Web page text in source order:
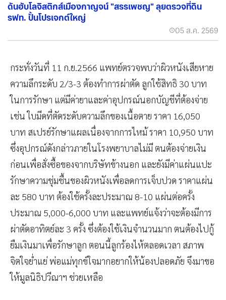
ดันฮับโลจิสติกส์เมืองกาญจน์ "สรรเพชญ" ลุยตรวจที่ดิน
รฟท. ปั้นโปรเจกต์ใหญ่
05 ส.ค. 2569
กระทั่งวันที่ 11 ก.ย.2566 แพทย์ตรวจพบว่าผิวหนังเสียหาย
ความลึกระดับ 2/3-3 ต้องทำการผ่าตัด ลูกใช้สิทธิ 30 บาท
ในการรักษา แต่มีค่ายาและค่าอุปกรณ์นอกบัญชีที่ต้องจ่าย
เช่น ใบมีดที่ตัดระดับความลึกของเนื้อตาย ราคา 16,050
บาท สเปรย์รักษาแผลเนื่องจากการไหม้ ราคา 10,950 บาท
ซึ่งอุปกรณ์ดังกล่าวภายในโรงพยาบาลไม่มี ตนต้องจ่ายเงิน
ก่อนเพื่อสั่งซื้อของจากบริษัทข้างนอก และยังมีค่าแผ่นแปะ
รักษาความชุ่มชื้นของผิวหนังเพื่อลดการเจ็บปวด ราคาแผ่น
ละ 580 บาท ต้องใช้ครั้งละประมาณ 8-10 แผ่นต่อครั้ง
ประมาณ 5,000-6,000 บาท และแพทย์แจ้งว่าจะต้องมีการ
ผ่าตัดอาทิตย์ละ 3 ครั้ง ซึ่งต้องใช้เงินจำนวนมาก ตนต้องไปกู้
ยืมเงินมาเพื่อรักษาลูก ตอนนี้ลูกร้องไห้ตลอดเวลา สภาพ
จิตใจย่ำแย่ พ่อแม่ทุกข์ใจมากอยากให้น้องปลอดภัย จึงมาขอ
ให้มูลนิธิปวีณาฯ ช่วยเหลือ